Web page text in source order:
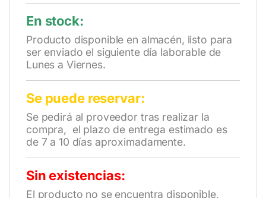
En stock:
Producto disponible en almacén, listo para
ser enviado el siguiente día laborable de
Lunes a Viernes.
Se puede reservar:
Se pedirá al proveedor tras realizar la
compra, el plazo de entrega estimado es
de 7 a 10 días aproximadamente.
Sin existencias:
El producto no se encuentra disponible,